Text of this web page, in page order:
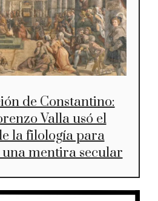
de Constantino:
Valla usó el
la filología para
mentira secular